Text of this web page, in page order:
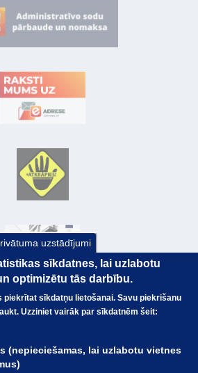
EK GRĀMATVEDĪBAS KURSS
TERMINI
uzstādījumi
sīkdatnes, lai uzlabotu
optimizētu tās darbību.
piekrītat sīkdatņu lietošanai. Savu piekrišanu
Uzziniet vairāk par sīkdatnēm šeit:
(nepieciešamas, lai uzlabotu vietnes